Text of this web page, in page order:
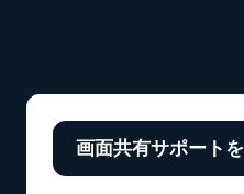
画面共有サポートを